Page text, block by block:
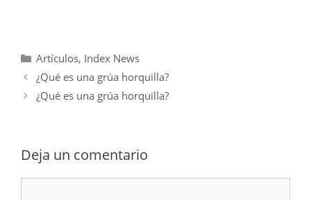
Categorías
Artículos, Index News
¿Qué es una grúa horquilla?
¿Qué es una grúa horquilla?
Deja un comentario